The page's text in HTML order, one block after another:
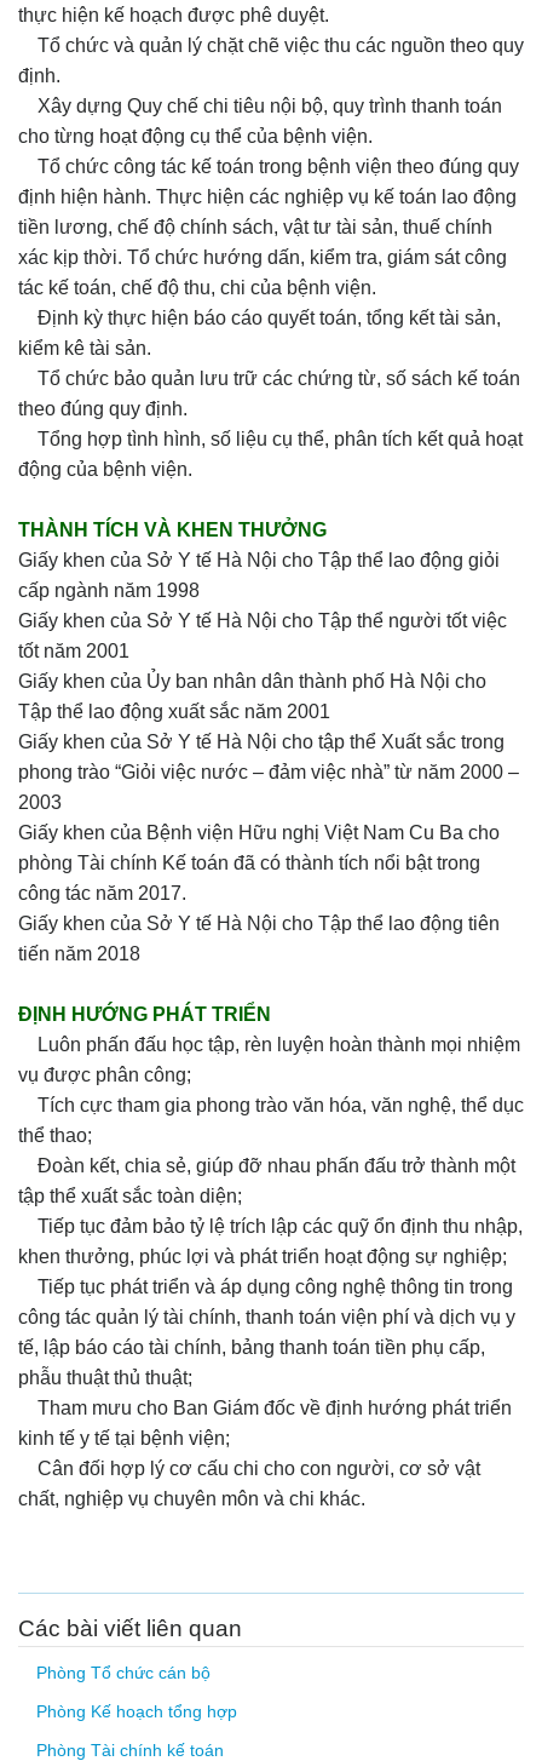
thực hiện kế hoạch được phê duyệt.
Tổ chức và quản lý chặt chẽ việc thu các nguồn theo quy
định.
Xây dựng Quy chế chi tiêu nội bộ, quy trình thanh toán
cho từng hoạt động cụ thể của bệnh viện.
Tổ chức công tác kế toán trong bệnh viện theo đúng quy
định hiện hành. Thực hiện các nghiệp vụ kế toán lao động
tiền lương, chế độ chính sách, vật tư tài sản, thuế chính
xác kịp thời. Tổ chức hướng dấn, kiểm tra, giám sát công
tác kế toán, chế độ thu, chi của bệnh viện.
Định kỳ thực hiện báo cáo quyết toán, tổng kết tài sản,
kiểm kê tài sản.
Tổ chức bảo quản lưu trữ các chứng từ, số sách kế toán
theo đúng quy định.
Tổng hợp tình hình, số liệu cụ thể, phân tích kết quả hoạt
động của bệnh viện.
THÀNH TÍCH VÀ KHEN THƯỞNG
Giấy khen của Sở Y tế Hà Nội cho Tập thể lao động giỏi
cấp ngành năm 1998
Giấy khen của Sở Y tế Hà Nội cho Tập thể người tốt việc
tốt năm 2001
Giấy khen của Ủy ban nhân dân thành phố Hà Nội cho
Tập thể lao động xuất sắc năm 2001
Giấy khen của Sở Y tế Hà Nội cho tập thể Xuất sắc trong
phong trào “Giỏi việc nước – đảm việc nhà” từ năm 2000 –
2003
Giấy khen của Bệnh viện Hữu nghị Việt Nam Cu Ba cho
phòng Tài chính Kế toán đã có thành tích nổi bật trong
công tác năm 2017.
Giấy khen của Sở Y tế Hà Nội cho Tập thể lao động tiên
tiến năm 2018
ĐỊNH HƯỚNG PHÁT TRIỂN
Luôn phấn đấu học tập, rèn luyện hoàn thành mọi nhiệm
vụ được phân công;
Tích cực tham gia phong trào văn hóa, văn nghệ, thể dục
thể thao;
Đoàn kết, chia sẻ, giúp đỡ nhau phấn đấu trở thành một
tập thể xuất sắc toàn diện;
Tiếp tục đảm bảo tỷ lệ trích lập các quỹ ổn định thu nhập,
khen thưởng, phúc lợi và phát triển hoạt động sự nghiệp;
Tiếp tục phát triển và áp dụng công nghệ thông tin trong
công tác quản lý tài chính, thanh toán viện phí và dịch vụ y
tế, lập báo cáo tài chính, bảng thanh toán tiền phụ cấp,
phẫu thuật thủ thuật;
Tham mưu cho Ban Giám đốc về định hướng phát triển
kinh tế y tế tại bệnh viện;
Cân đối hợp lý cơ cấu chi cho con người, cơ sở vật
chất, nghiệp vụ chuyên môn và chi khác.
Các bài viết liên quan
Phòng Tổ chức cán bộ
Phòng Kế hoạch tổng hợp
Phòng Tài chính kế toán